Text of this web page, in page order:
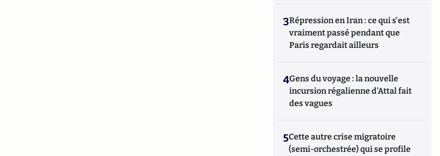
3Répression en Iran : ce qui s'est
vraiment passé pendant que
Paris regardait ailleurs
4Gens du voyage : la nouvelle
incursion régalienne d'Attal fait
des vagues
5Cette autre crise migratoire
(semi-orchestrée) qui se profile